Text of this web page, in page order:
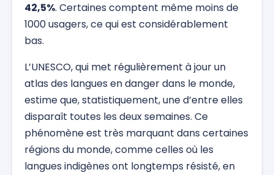
42,5%. Certaines comptent même moins de
1000 usagers, ce qui est considérablement
bas.
L’UNESCO, qui met régulièrement à jour un
atlas des langues en danger dans le monde,
estime que, statistiquement, une d’entre elles
disparaît toutes les deux semaines. Ce
phénomène est très marquant dans certaines
régions du monde, comme celles où les
langues indigènes ont longtemps résisté, en